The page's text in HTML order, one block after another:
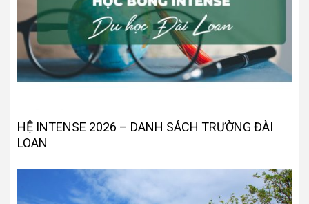
HỆ INTENSE 2026 – DANH SÁCH TRƯỜNG ĐÀI
LOAN